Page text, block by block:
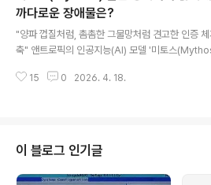
도, OS 차원에서 "유효한 일회용 인증키가 없다"며
자체를 생성해 주지 않음을 의미한다. 2) 우회 불가
인 보안 SW가 사용자 공간(User Space)에서 실
것과 달리, 커널 레벨 작동 방식은 미토스(Mythos)
로세스를 강제 종료하거나 우회하는 것을 원천적으
까다로운 장애물은?
"양파 껍질처럼, 촘촘한 그물망처럼 견고한 인증
축" 앤트로픽의 인공지능(AI) 모델 '미토스
라·의료·교통 등 어떤 영역이든 무차별적인 '대량 해
차는 곧 피해 규모의 격차로 이어진다. 자율형 에이
진화할 경우 적발 이후에도 공격이 자동으로 이어지
제 불능 상황이 될 수 있다. " BaroPAM"은 운영체
15 0 2026. 4. 18.
이 블로그 인기글